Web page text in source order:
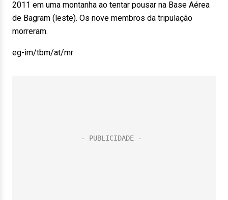
2011 em uma montanha ao tentar pousar na Base Aérea
de Bagram (leste). Os nove membros da tripulação
morreram.
eg-im/tbm/at/mr